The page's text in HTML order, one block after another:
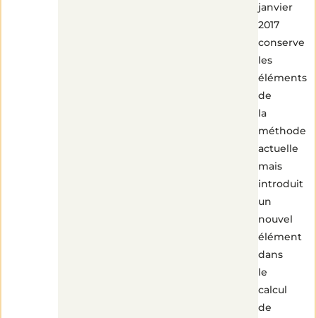
janvier
2017
conserve
les
éléments
de
la
méthode
actuelle
mais
introduit
un
nouvel
élément
dans
le
calcul
de